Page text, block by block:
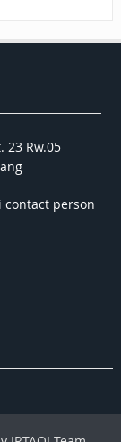
23 Rw.05
person